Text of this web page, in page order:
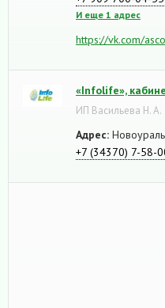
И еще 1 адрес
https://vk.com/
«Infolife»,
ИП Васильева Н. А.
Адрес:
+7 (34370) 7-58-